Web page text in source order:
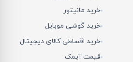
خرید مانیتور
خرید گوشی موبایل
خرید اقساطی کالای دیجیتال
قیمت آیمک